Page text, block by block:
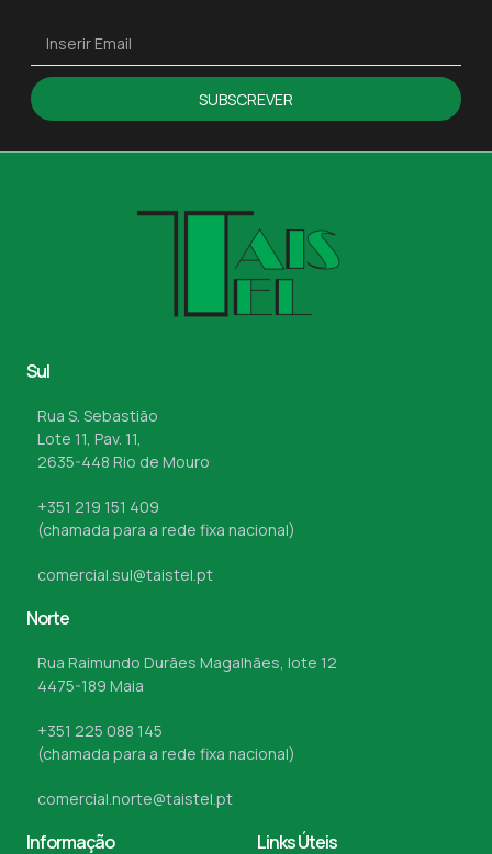
SUBSCREVER
Sul
Rua S. Sebastião
Lote 11, Pav. 11,
2635-448 Rio de Mouro
+351 219 151 409
(chamada para a rede fixa nacional)
comercial.sul@taistel.pt
Norte
Rua Raimundo Durães Magalhães, lote 12
4475-189 Maia
+351 225 088 145
(chamada para a rede fixa nacional)
comercial.norte@taistel.pt
Informação Links Úteis